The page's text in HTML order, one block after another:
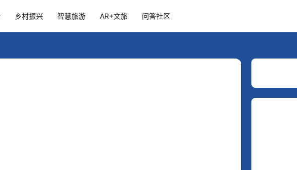
乡村振兴 智慧旅游 AR+文旅 问答社区